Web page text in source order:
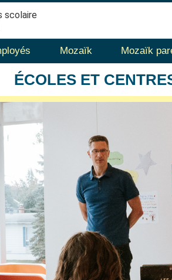
scolaire
Mozaïk Mozaïk
ÉCOLES ET